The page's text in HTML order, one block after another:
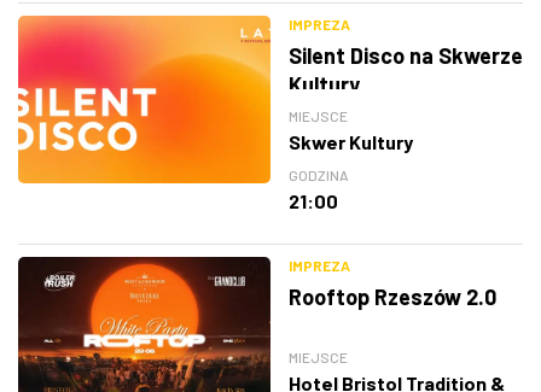
IMPREZA
Silent Disco na Skwerze
Kultury
MIEJSCE
Skwer Kultury
GODZINA
21:00
IMPREZA
Rooftop Rzeszów 2.0
MIEJSCE
Hotel Bristol Tradition &